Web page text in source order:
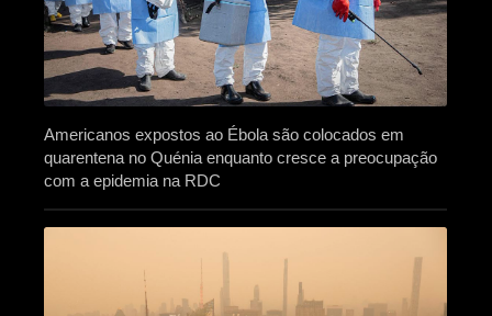
Americanos expostos ao Ébola são colocados em
quarentena no Quénia enquanto cresce a preocupação
com a epidemia na RDC